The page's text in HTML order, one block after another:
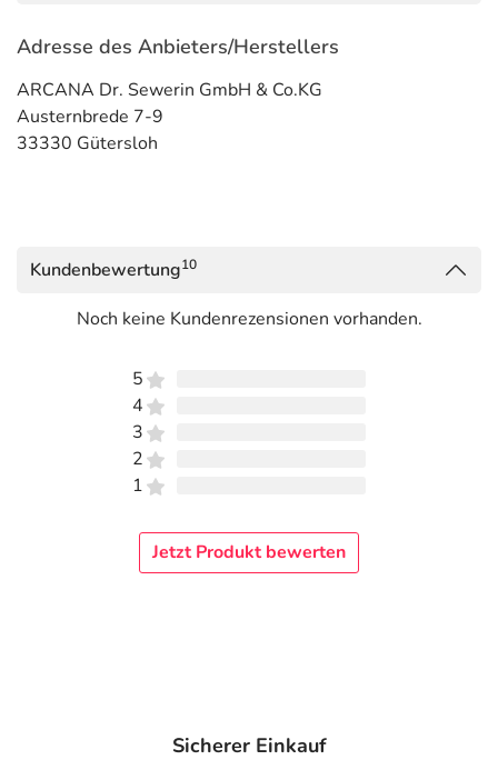
Adresse des Anbieters/Herstellers
ARCANA Dr. Sewerin GmbH & Co.KG
Austernbrede 7-9
33330 Gütersloh
Kundenbewertung10
Noch keine Kundenrezensionen vorhanden.
5
4
3
2
1
Jetzt Produkt bewerten
Sicherer Einkauf